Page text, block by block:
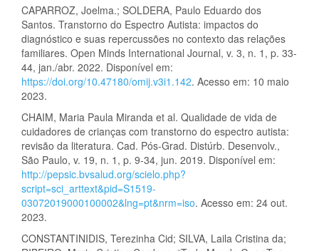
CAPARROZ, Joelma.; SOLDERA, Paulo Eduardo dos
Santos. Transtorno do Espectro Autista: impactos do
diagnóstico e suas repercussões no contexto das relações
familiares. Open Minds International Journal, v. 3, n. 1, p. 33-
44, jan./abr. 2022. Disponível em:
https://doi.org/10.47180/omij.v3i1.142. Acesso em: 10 maio
2023.
CHAIM, Maria Paula Miranda et al. Qualidade de vida de
cuidadores de crianças com transtorno do espectro autista:
revisão da literatura. Cad. Pós-Grad. Distúrb. Desenvolv.,
São Paulo, v. 19, n. 1, p. 9-34, jun. 2019. Disponível em:
http://pepsic.bvsalud.org/scielo.php?
script=sci_arttext&pid=S1519-
03072019000100002&lng=pt&nrm=iso. Acesso em: 24 out.
2023.
CONSTANTINIDIS, Terezinha Cid; SILVA, Laila Cristina da;